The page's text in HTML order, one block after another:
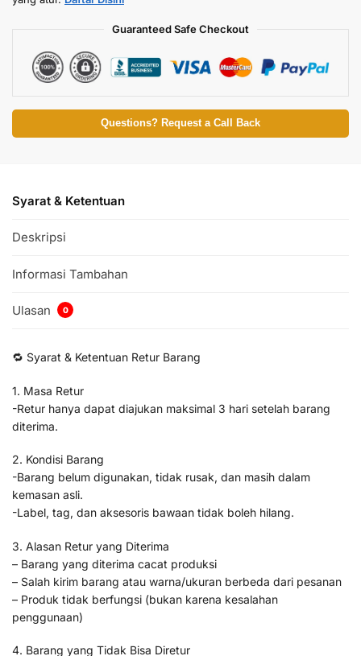
Guaranteed Safe Checkout
Questions? Request a Call Back
Syarat & Ketentuan
Deskripsi
Informasi Tambahan
Ulasan 0
🔁 Syarat & Ketentuan Retur Barang
1. Masa Retur
-Retur hanya dapat diajukan maksimal 3 hari setelah barang
diterima.
2. Kondisi Barang
-Barang belum digunakan, tidak rusak, dan masih dalam
kemasan asli.
-Label, tag, dan aksesoris bawaan tidak boleh hilang.
3. Alasan Retur yang Diterima
– Barang yang diterima cacat produksi
– Salah kirim barang atau warna/ukuran berbeda dari pesanan
– Produk tidak berfungsi (bukan karena kesalahan
penggunaan)
4. Barang yang Tidak Bisa Diretur